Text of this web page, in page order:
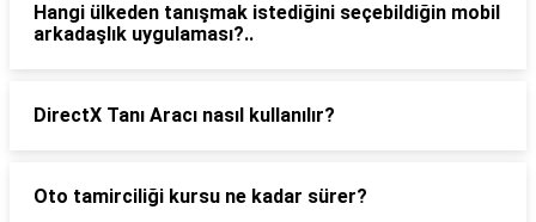
Hangi ülkeden tanışmak istediğini seçebildiğin mobil
arkadaşlık uygulaması?..
DirectX Tanı Aracı nasıl kullanılır?
Oto tamirciliği kursu ne kadar sürer?